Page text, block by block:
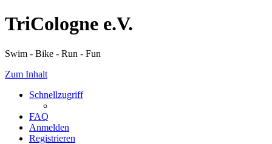
TriCologne e.V.
Swim - Bike - Run - Fun
Zum Inhalt
Schnellzugriff
FAQ
Anmelden
Registrieren